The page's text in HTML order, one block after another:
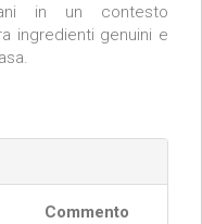
in un contesto
ingredienti genuini e
Commento